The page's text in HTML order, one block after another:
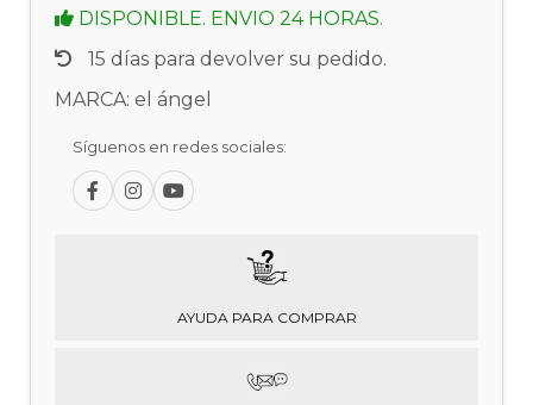
DISPONIBLE. ENVIO 24 HORAS.
15 días para devolver su pedido.
MARCA: el ángel
Síguenos en redes sociales:
AYUDA PARA COMPRAR